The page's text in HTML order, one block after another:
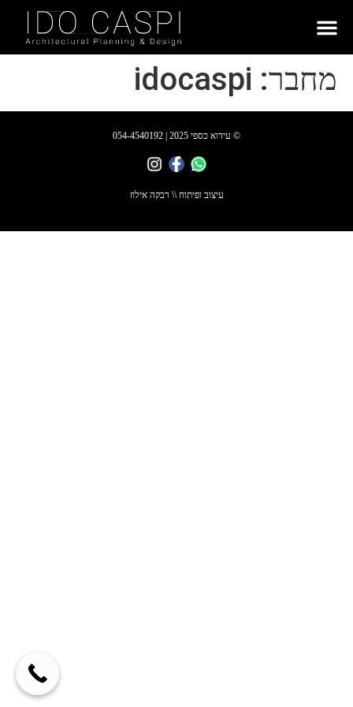
מחבר: idocaspi
© עידוא כספי 2025 | 054-4540192
עיצוב ופיתוח \\ רבקה אילוז